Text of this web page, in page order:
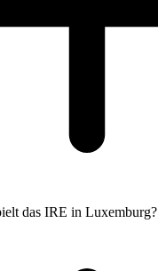
das IRE in Luxemburg?